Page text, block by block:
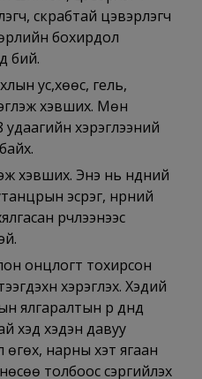
скрабтай цэвэрлэгч
бохирдол
бий.
ус,хөөс, гель,
хэвших. Мөн
хэрэглээний
хэвших. Энэ нь нүдний
эсрэг, нүүрний
үрчлээнээс
онцлогт тохирсон
хэрэглэх. Хэдий
ялгаралтын үр дүнд
хэд хэдэн давуу
нарны хэт ягаан
толбоос сэргийлэх